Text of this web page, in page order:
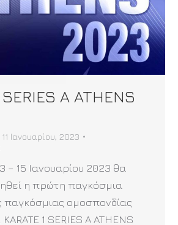
SERIES A ATHENS
11 Ιανουαρίου, 2023
– 15 Ιανουαρίου 2023 θα
η πρώτη παγκόσμια
ομοσπονδίας
1 SERIES A ATHENS